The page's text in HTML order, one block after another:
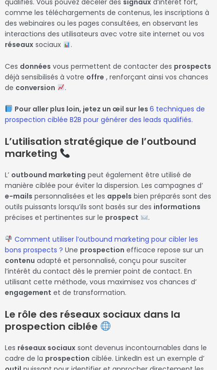
qualifiés. Vous pouvez déceler des signaux d’intérêt fort,
comme les téléchargements de contenus, les inscriptions à
des webinaires ou les pages consultées, en observant les
interactions des utilisateurs avec votre site internet ou vos
réseaux sociaux .
Ces données vous permettent de contacter des prospects
déjà sensibilisés à votre offre , renforçant ainsi vos chances
de conversion .
Pour aller plus loin, jetez un œil sur les 6 techniques de
prospection ciblée B2B pour générer des leads qualifiés.
L’utilisation stratégique de l’outbound
marketing
L’ outbound marketing peut également être utilisé de
manière ciblée pour éviter la dispersion. Les campagnes d’
e-mails personnalisées et les appels bien préparés sont des
outils puissants lorsqu’ils sont basés sur des informations
précises et pertinentes sur le prospect .
Comment utiliser l’outbound marketing pour cibler les
bons prospects ? Une prospection efficace repose sur un
contenu adapté et personnalisé, conçu pour susciter
l’intérêt du contact dès le premier point de contact. En
utilisant cette méthode, vous maximisez vos chances d’
engagement et de transformation.
Le rôle des réseaux sociaux dans la
prospection ciblée
Les réseaux sociaux sont devenus incontournables dans le
cadre de la prospection ciblée. LinkedIn est un exemple d’